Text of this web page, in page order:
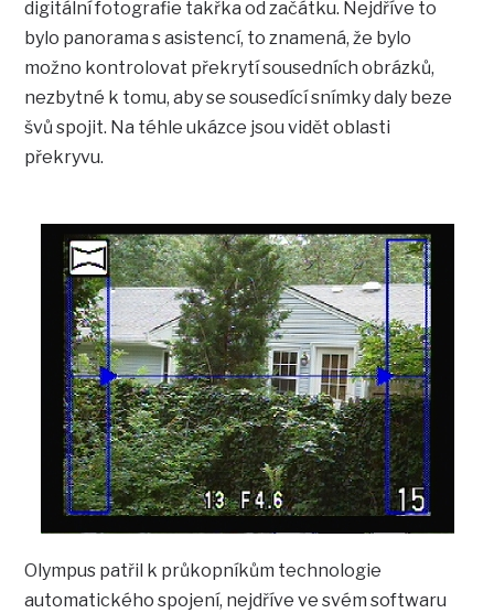
digitální fotografie takřka od začátku. Nejdříve to
bylo panorama s asistencí, to znamená, že bylo
možno kontrolovat překrytí sousedních obrázků,
nezbytné k tomu, aby se sousedící snímky daly beze
švů spojit. Na téhle ukázce jsou vidět oblasti
překryvu.
Olympus patřil k průkopníkům technologie
automatického spojení, nejdříve ve svém softwaru